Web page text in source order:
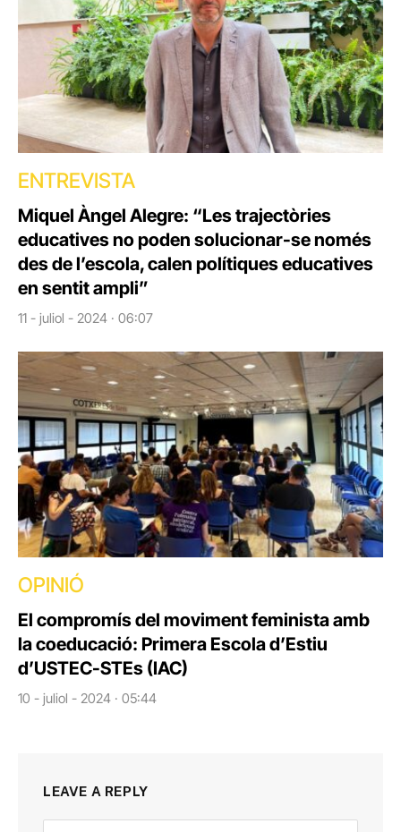
ENTREVISTA
Miquel Àngel Alegre: “Les trajectòries
educatives no poden solucionar-se només
des de l’escola, calen polítiques educatives
en sentit ampli”
11 - juliol - 2024 · 06:07
OPINIÓ
El compromís del moviment feminista amb
la coeducació: Primera Escola d’Estiu
d’USTEC-STEs (IAC)
10 - juliol - 2024 · 05:44
LEAVE A REPLY